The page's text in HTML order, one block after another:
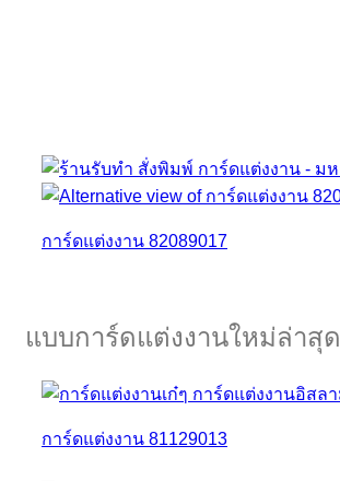
การ์ดแต่งงาน 82089017
แบบการ์ดแต่งงานใหม่ล่าสุด
การ์ดแต่งงาน 81129013